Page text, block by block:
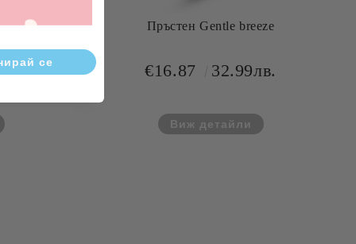
Пръстен Gentle breeze
€16.87 32.99лв.
Виж детайли